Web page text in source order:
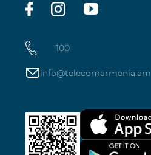
100
info@telecomarmenia.am